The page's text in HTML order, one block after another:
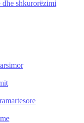
dhe shkurorëzimi